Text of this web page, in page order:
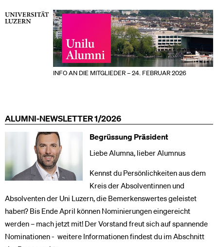
INFO AN DIE MITGLIEDER – 24. FEBRUAR 2026
ALUMNI-NEWSLETTER 1/2026
Begrüssung Präsident
Liebe Alumna, lieber Alumnus
Kennst du Persönlichkeiten aus dem
Kreis der Absolventinnen und
Absolventen der Uni Luzern, die Bemerkenswertes geleistet
haben? Bis Ende April können Nominierungen eingereicht
werden – mach jetzt mit! Der Vorstand freut sich auf spannende
Nominationen - weitere Informationen findest du im Abschnitt